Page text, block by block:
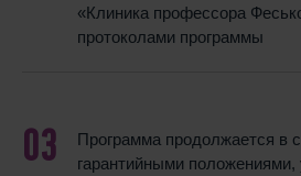
«Клиника профессора
протоколами программы
Программа продолжается в
гарантийными положениями,